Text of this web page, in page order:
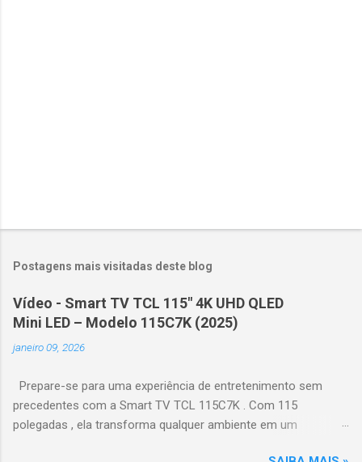
Postagens mais visitadas deste blog
Vídeo - Smart TV TCL 115" 4K UHD QLED
Mini LED – Modelo 115C7K (2025)
janeiro 09, 2026
Prepare-se para uma experiência de entretenimento sem
precedentes com a Smart TV TCL 115C7K . Com 115
polegadas , ela transforma qualquer ambiente em um